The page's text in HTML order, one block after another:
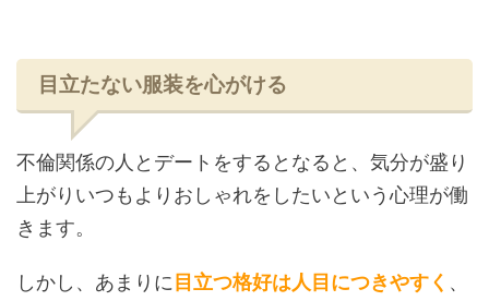
目立たない服装を心がける
不倫関係の人とデートをするとなると、気分が盛り
上がりいつもよりおしゃれをしたいという心理が働
きます。
しかし、あまりに目立つ格好は人目につきやすく 、